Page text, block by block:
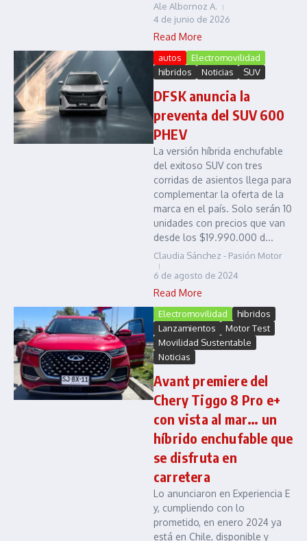
Ale Albornoz A.
4 de junio de 2026
Read More
autos
Electromovilidad
hibridos
Noticias SUV
DFSK anuncia la
preventa del SUV 600
PHEV
La versión híbrida enchufable
del exitoso SUV con tres
corridas de asientos llega para
complementar la oferta de la
marca en el país. Solo serán 10
unidades con precios que van
desde los $19.990.000 d...
Claudia Sánchez - Pasión Motor
6 de agosto de 2024
Read More
Electromovilidad
hibridos
Lanzamientos
Motor Test
Movilidad Sustentable
Noticias
Avant premiere del
Chery Tiggo 8 Pro e+
con vista al mar… un
híbrido enchufable que
se disfruta en
carretera
Lo anunciaron en Experiencia E
y, cumpliendo con lo
prometido, en enero 2024 ya
está en Chile, disponible y